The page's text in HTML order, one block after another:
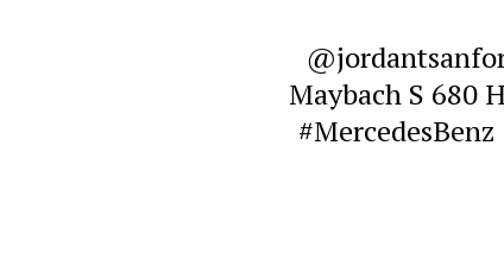
Maybach S 680
#MercedesBenz